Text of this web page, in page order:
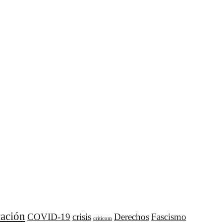
COVID-19 crisis criticom DerechosFascismo